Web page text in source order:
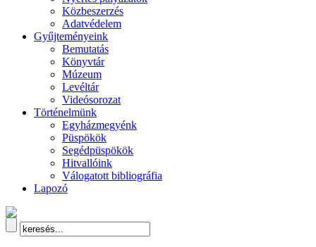
Közbeszerzés
Adatvédelem
Gyűjteményeink
Bemutatás
Könyvtár
Múzeum
Levéltár
Videósorozat
Történelmünk
Egyházmegyénk
Püspökök
Segédpüspökök
Hitvallóink
Válogatott bibliográfia
Lapozó